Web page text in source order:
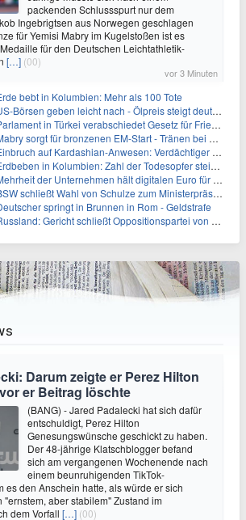
packenden Schlussspurt nur dem
Ingebrigtsen aus Norwegen geschlagen
für Yemisi Mabry im Kugelstoßen ist es
für den Deutschen Leichtathletik-
[…] (00)
vor 3 Minuten
bebt in Kolumbien: Mehr als 100 Tote
Börsen geben leicht nach - Ölpreis steigt deutlich
in Türkei verabschiedet Gesetz für Frieden mit PKK
sorgt für bronzenen EM-Start - Tränen bei Lückenkemper
auf Kardashian-Anwesen: Verdächtiger festgenommen
in Kolumbien: Zahl der Todesopfer steigt auf über 100
der Unternehmen hält digitalen Euro für überflüssig
schließt Wahl von Schulze zum Ministerpräsidenten aus
springt in Brunnen in Rom - Geldstrafe
Gericht schließt Oppositionspartei von Parlamentswahl aus
Darum zeigte er Perez Hilton
er Beitrag löschte
(BANG) - Jared Padalecki hat sich dafür
entschuldigt, Perez Hilton
Genesungswünsche geschickt zu haben.
Der 48-jährige Klatschblogger befand
sich am vergangenen Wochenende nach
einem beunruhigenden TikTok-
es den Anschein hatte, als würde er sich
"ernstem, aber stabilem" Zustand im
dem Vorfall […] (00)